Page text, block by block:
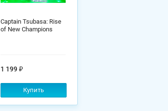
Captain Tsubasa: Rise
of New Champions
1 199
Купить